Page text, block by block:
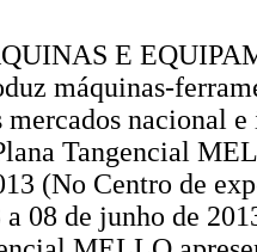
E
máquinas-
mercados nacional
Tangencial
(No Centro de
08 de junho de